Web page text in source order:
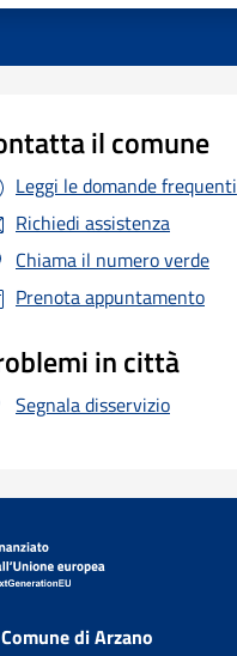
il comune
Leggi le domande frequenti
Richiedi assistenza
Chiama il numero verde
Prenota appuntamento
in città
Segnala disservizio
Comune di Arzano